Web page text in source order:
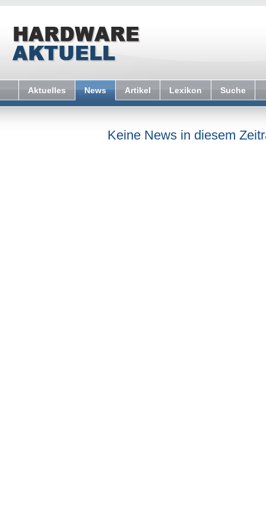
Aktuelles News Artikel Lexikon Suche
Keine News in diesem